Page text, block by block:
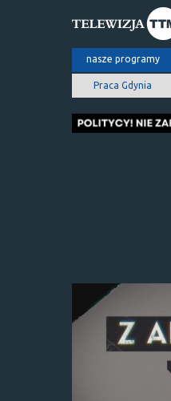
nasze programy
Praca Gdynia